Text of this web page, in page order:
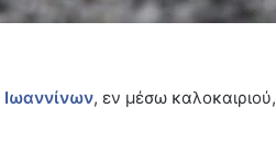
Ιωαννίνων, εν μέσω καλοκαιριού,